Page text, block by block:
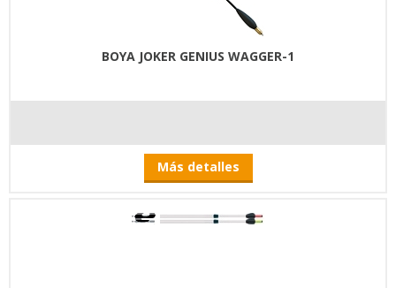
BOYA JOKER GENIUS WAGGER-1
Más detalles